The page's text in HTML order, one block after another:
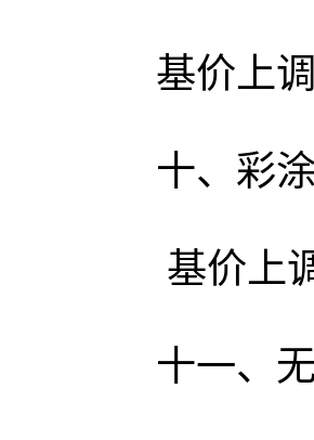
基价上
十、彩
基价上
十一、